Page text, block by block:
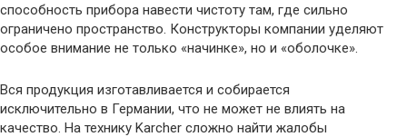
способность прибора навести чистоту там, где сильно
ограничено пространство. Конструкторы компании уделяют
особое внимание не только «начинке», но и «оболочке».
Вся продукция изготавливается и собирается
исключительно в Германии, что не может не влиять на
качество. На технику Karcher сложно найти жалобы